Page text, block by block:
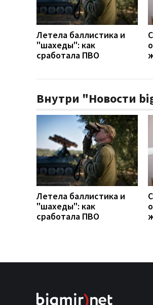
Летела баллистика и
"шахеды": как
сработала ПВО
Внутри "Новости
Летела баллистика и
"шахеды": как
сработала ПВО